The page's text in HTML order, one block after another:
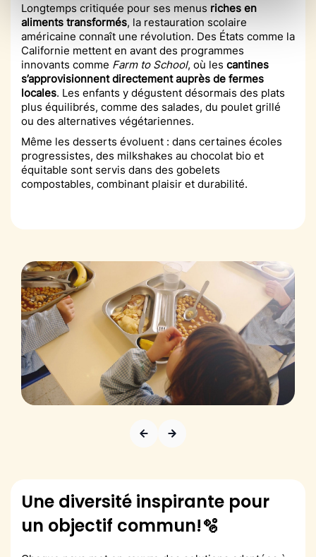
Longtemps critiquée pour ses menus riches en
aliments transformés, la restauration scolaire
américaine connaît une révolution. Des États comme la
Californie mettent en avant des programmes
innovants comme Farm to School, où les cantines
s’approvisionnent directement auprès de fermes
locales. Les enfants y dégustent désormais des plats
plus équilibrés, comme des salades, du poulet grillé
ou des alternatives végétariennes.
Même les desserts évoluent : dans certaines écoles
progressistes, des milkshakes au chocolat bio et
équitable sont servis dans des gobelets
compostables, combinant plaisir et durabilité.
Une diversité inspirante pour
un objectif commun!🫧